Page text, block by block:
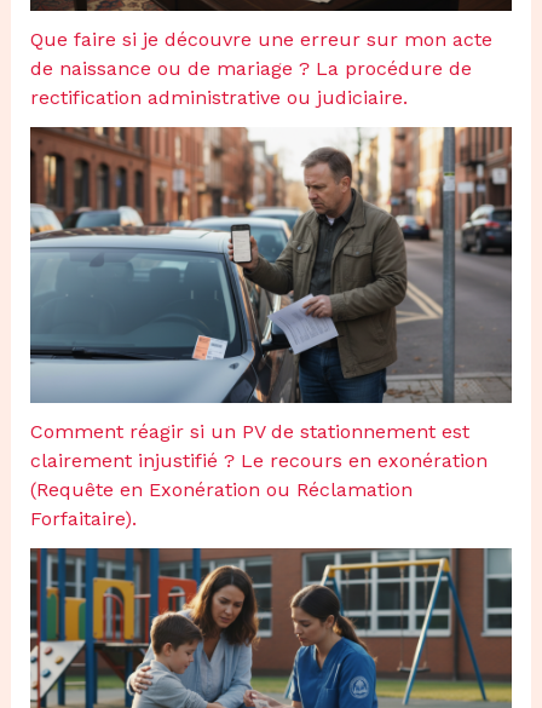
Que faire si je découvre une erreur sur mon acte
de naissance ou de mariage ? La procédure de
rectification administrative ou judiciaire.
Comment réagir si un PV de stationnement est
clairement injustifié ? Le recours en exonération
(Requête en Exonération ou Réclamation
Forfaitaire).